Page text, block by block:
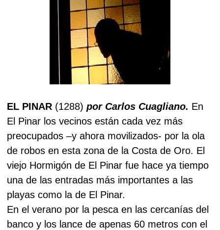
EL PINAR (1288) por Carlos Cuagliano. En
El Pinar los vecinos están cada vez más
preocupados –y ahora movilizados- por la ola
de robos en esta zona de la Costa de Oro. El
viejo Hormigón de El Pinar fue hace ya tiempo
una de las entradas más importantes a las
playas como la de El Pinar.
En el verano por la pesca en las cercanías del
banco y los lance de apenas 60 metros con el